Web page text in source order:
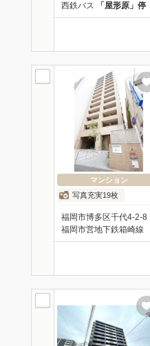
西鉄バス 「屋形原」停
マンション
写真充実19枚
福岡市博多区千代4-2-8
福岡市営地下鉄箱崎線